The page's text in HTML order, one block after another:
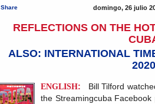
Share domingo, 26 julio
REFLECTIONS ON THE
ALSO: INTERNATIONAL
2020
ENGLISH: Bill Tilford
the Streamingcuba